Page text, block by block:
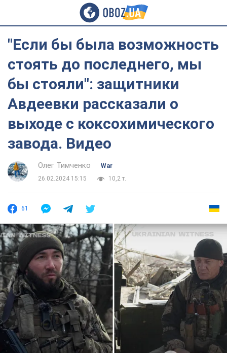
"Если бы была возможность
стоять до последнего, мы
бы стояли": защитники
Авдеевки рассказали о
выходе с коксохимического
завода. Видео
Олег Тимченко
War
26.02.2024 15:15
10,2 т.
61